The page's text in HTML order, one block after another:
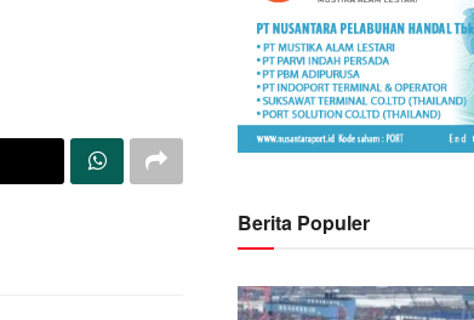
Berita Populer